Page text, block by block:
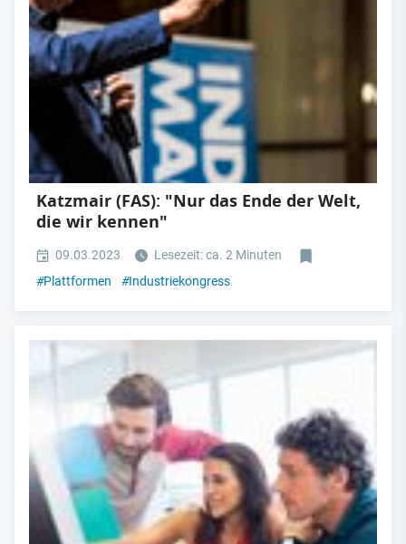
Katzmair (FAS): "Nur das Ende der Welt,
die wir kennen"
09.03.2023
Lesezeit: ca. 2 Minuten
#Plattformen #Industriekongress